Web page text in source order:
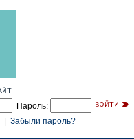
Пароль:
Забыли пароль?